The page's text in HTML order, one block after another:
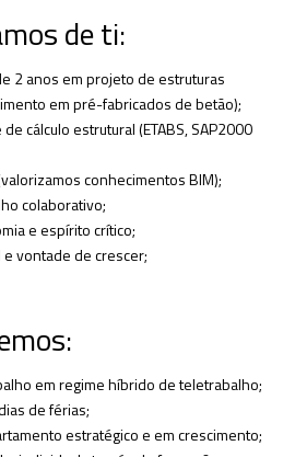
de ti:
2 anos em projeto de estruturas
em pré-fabricados de betão);
cálculo estrutural (ETABS, SAP2000
conhecimentos BIM);
colaborativo;
e espírito crítico;
vontade de crescer;
em regime híbrido de teletrabalho;
de férias;
estratégico e em crescimento;